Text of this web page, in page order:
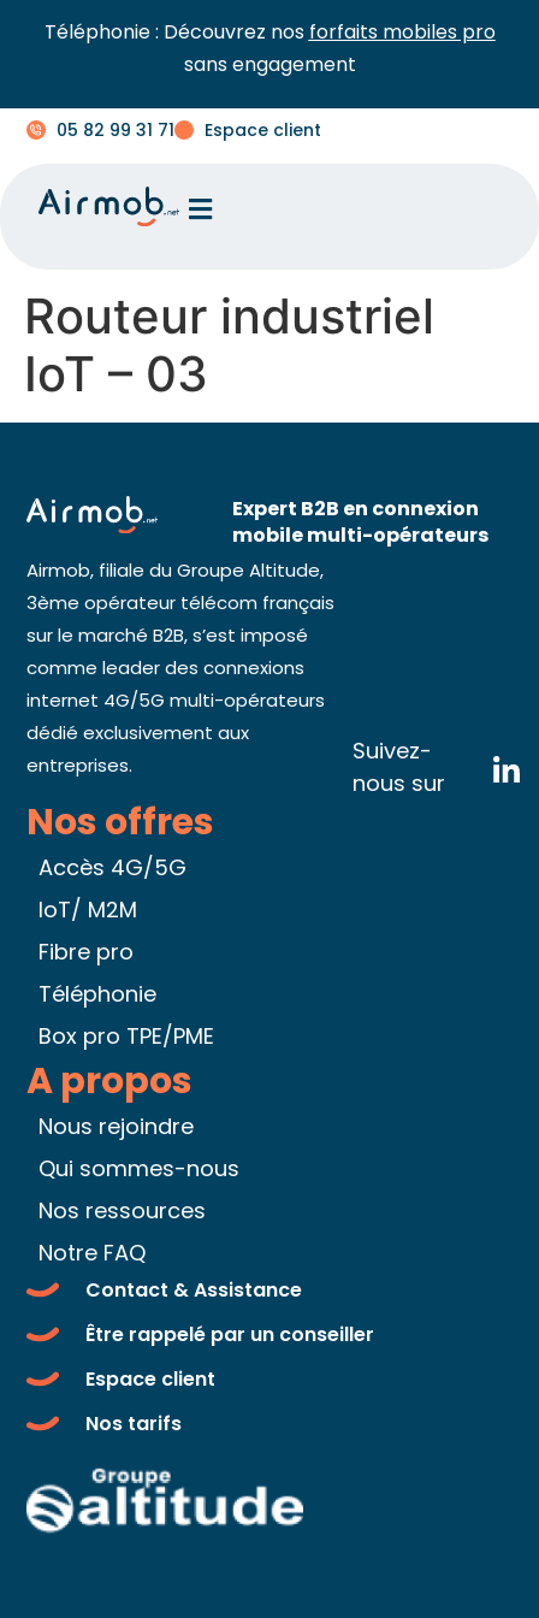
Téléphonie : Découvrez nos forfaits mobiles pro
sans engagement
05 82 99 31 71 Espace client
Routeur industriel
IoT – 03
Expert B2B en connexion
mobile multi-opérateurs
Airmob, filiale du Groupe Altitude,
3ème opérateur télécom français
sur le marché B2B, s’est imposé
comme leader des connexions
internet 4G/5G multi-opérateurs
dédié exclusivement aux
entreprises.
Suivez-
nous sur
A propos
Nous rejoindre
Qui sommes-nous
Nos ressources
Notre FAQ
Nos offres
Accès 4G/5G
IoT/ M2M
Fibre pro
Téléphonie
Box pro TPE/PME
Contact & Assistance
Être rappelé par un conseiller
Espace client
Nos tarifs